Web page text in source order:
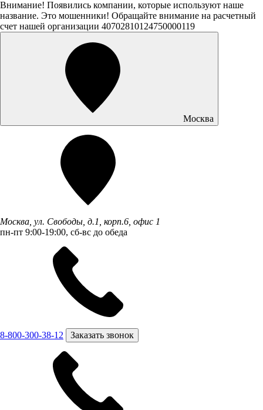
Внимание! Появились компании, которые используют наше
название. Это мошенники! Обращайте внимание на расчетный
счет нашей организации 40702810124750000119
Москва
Москва, ул. Свободы, д.1, корп.6, офис 1
пн-пт 9:00-19:00, сб-вс до обеда
8-800-300-38-12 Заказать звонок